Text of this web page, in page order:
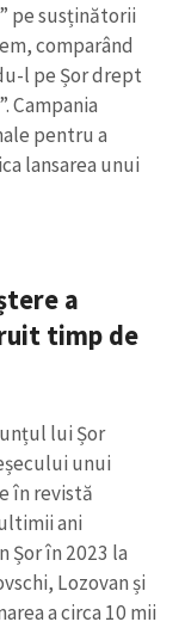
pe susținătorii
comparând
l pe Șor drept
Campania
pentru a
lansarea unui
a
timp de
lui Șor
unui
în revistă
ani
Șor în 2023 la
Lozovan și
a circa 10 mii